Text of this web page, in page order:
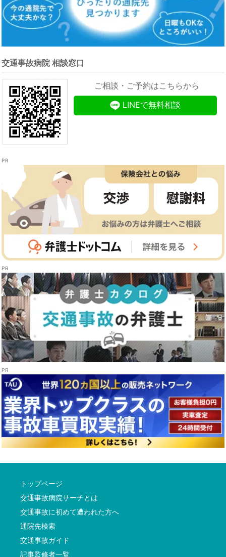
交通事故病院 相談窓口
ご相談・ご予約はこちらから
LINEで無料相談
トップページ
交通事故病院サーチとは
交通事故に初めて遭われた方へ
通院先検索
交通事故ガイド
記事監修者一覧